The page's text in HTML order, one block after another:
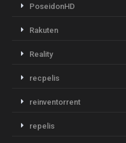
PoseidonHD
Rakuten
Reality
recpelis
reinventorrent
repelis